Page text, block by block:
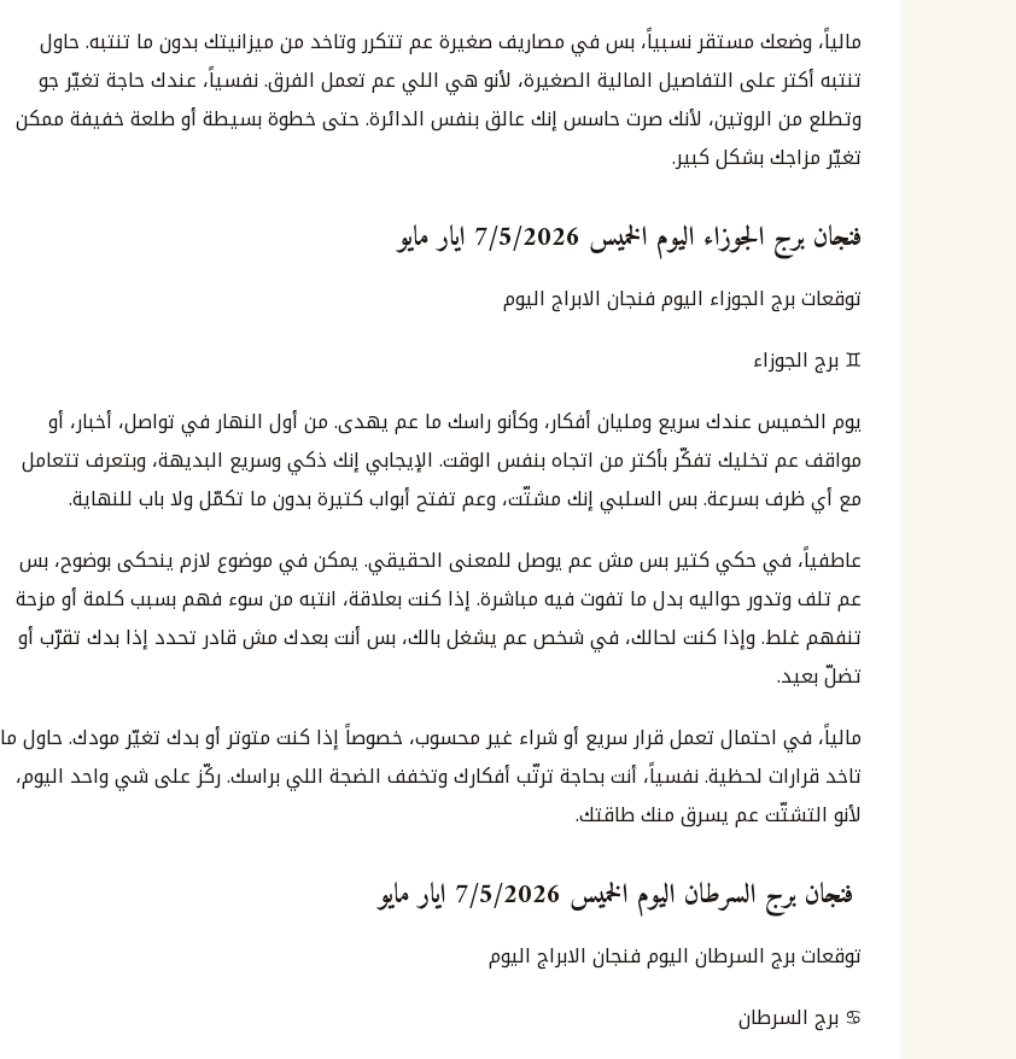
مالياً، وضعك مستقر نسبياً، بس في مصاريف صغيرة عم تتكرر وتاخد من ميزانيتك بدون ما تنتبه. حاول
تنتبه أكتر على التفاصيل المالية الصغيرة، لأنو هي اللي عم تعمل الفرق. نفسياً، عندك حاجة تغيّر جو
وتطلع من الروتين، لأنك صرت حاسس إنك عالق بنفس الدائرة. حتى خطوة بسيطة أو طلعة خفيفة ممكن
تغيّر مزاجك بشكل كبير.
فنجان برج الجوزاء اليوم الخميس 7/5/2026 ايار مايو
توقعات برج الجوزاء اليوم فنجان الابراج اليوم
♊ برج الجوزاء
يوم الخميس عندك سريع ومليان أفكار، وكأنو راسك ما عم يهدى. من أول النهار في تواصل، أخبار، أو
مواقف عم تخليك تفكّر بأكتر من اتجاه بنفس الوقت. الإيجابي إنك ذكي وسريع البديهة، وبتعرف تتعامل
مع أي ظرف بسرعة. بس السلبي إنك مشتّت، وعم تفتح أبواب كتيرة بدون ما تكمّل ولا باب للنهاية.
عاطفياً، في حكي كتير بس مش عم يوصل للمعنى الحقيقي. يمكن في موضوع لازم ينحكى بوضوح، بس
عم تلف وتدور حواليه بدل ما تفوت فيه مباشرة. إذا كنت بعلاقة، انتبه من سوء فهم بسبب كلمة أو مزحة
تنفهم غلط. وإذا كنت لحالك، في شخص عم يشغل بالك، بس أنت بعدك مش قادر تحدد إذا بدك تقرّب أو
تضلّ بعيد.
مالياً، في احتمال تعمل قرار سريع أو شراء غير محسوب، خصوصاً إذا كنت متوتر أو بدك تغيّر مودك. حاول ما
تاخد قرارات لحظية. نفسياً، أنت بحاجة ترتّب أفكارك وتخفف الضجة اللي براسك. ركّز على شي واحد اليوم،
لأنو التشتّت عم يسرق منك طاقتك.
فنجان برج السرطان اليوم الخميس 7/5/2026 ايار مايو
توقعات برج السرطان اليوم فنجان الابراج اليوم
♋ برج السرطان